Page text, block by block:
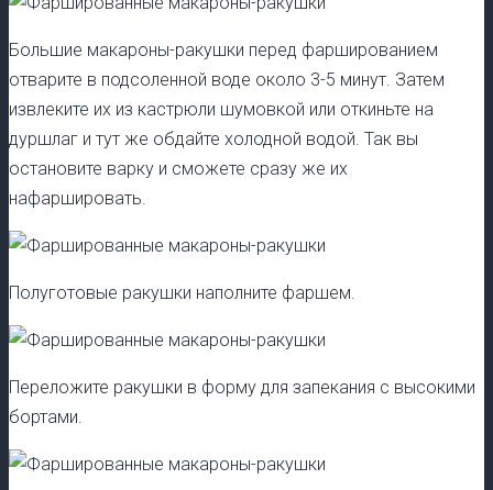
Большие макароны-ракушки перед фаршированием
отварите в подсоленной воде около 3-5 минут. Затем
извлеките их из кастрюли шумовкой или откиньте на
дуршлаг и тут же обдайте холодной водой. Так вы
остановите варку и сможете сразу же их
нафаршировать.
Полуготовые ракушки наполните фаршем.
Переложите ракушки в форму для запекания с высокими
бортами.